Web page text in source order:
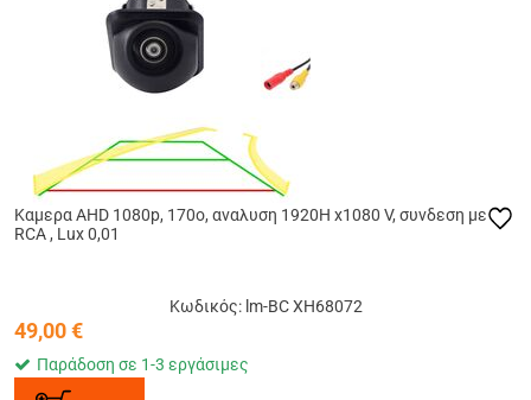
Καμερα AHD 1080p, 170o, αναλυση 1920Η x1080 V, συνδεση με
RCA , Lux 0,01
Κωδικός: lm-BC XH68072
49,00€
Παράδοση σε 1-3 εργάσιμες